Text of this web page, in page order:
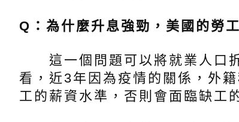
Q：為什麼升息強勁，美國的勞
這一個問題可以將就業人口拆
看，近3年因為疫情的關係，外
工的薪資水準，否則會面臨缺工